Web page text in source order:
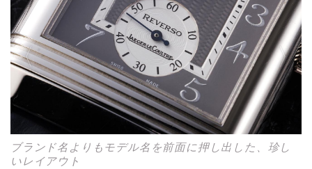
ブランド名よりもモデル名を前面に押し出した、珍し
いレイアウト